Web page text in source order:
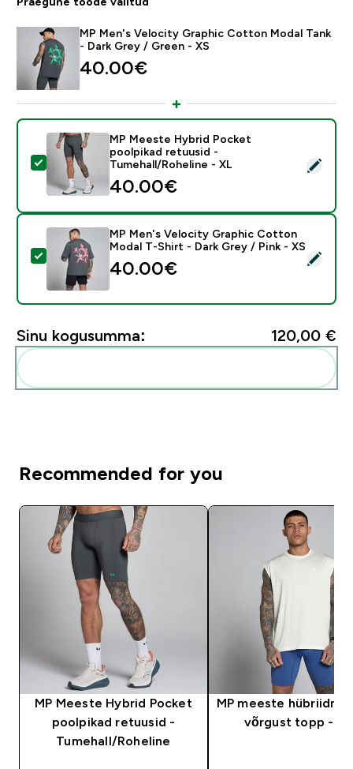
MP Men's Velocity Graphic Cotton Modal Tank
- Dark Grey / Green - XS
40.00€‎
Vali see toode - MP Meeste Hybrid Pocket poolpikad
MP Meeste Hybrid Pocket
poolpikad retuusid -
Tumehall/Roheline - XL
40.00€‎
Vali see toode - MP Men's Velocity Graphic Cotton
MP Men's Velocity Graphic Cotton
Modal T-Shirt - Dark Grey / Pink - XS
40.00€‎
Sinu kogusumma: 120,00 €‎
Recommended for you
MP Meeste Hybrid Pocket
poolpikad retuusid -
Tumehall/Roheline
MP meeste hübriidne
võrgust topp -